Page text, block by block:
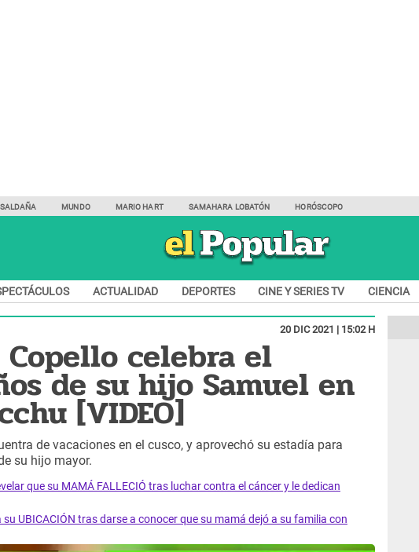
MUNDO MARIO HART SAMAHARA LOBATÓN HORÓSCOPO
ACTUALIDAD DEPORTES CINE Y SERIES TV CIENCIA
20 DIC 2021 | 15:02 H
celebra el
de su hijo Samuel en
[VIDEO]
de vacaciones en el cusco, y aprovechó su estadía para
su hijo mayor.
que su MAMÁ FALLECIÓ tras luchar contra el cáncer y le dedican
UBICACIÓN tras darse a conocer que su mamá dejó a su familia con